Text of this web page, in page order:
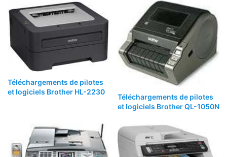
Téléchargements de pilotes
et logiciels Brother HL-2230
Téléchargements de pilotes
et logiciels Brother QL-1050N